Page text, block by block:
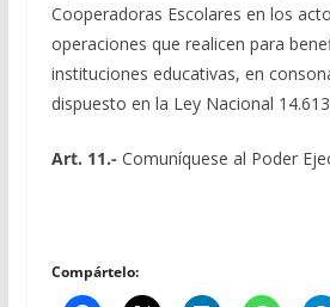
Cooperadoras Escolares en los
operaciones que realicen para
instituciones educativas, en
dispuesto en la Ley Nacional
Art. 11.- Comuníquese al Poder
Compártelo: